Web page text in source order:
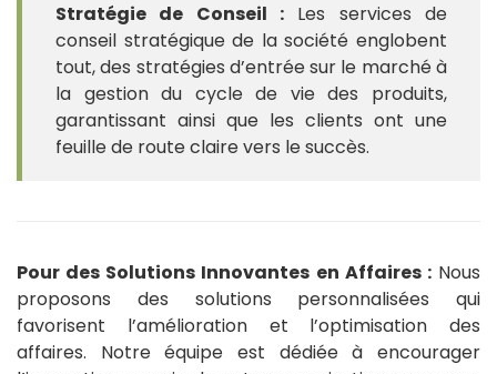
Stratégie de Conseil : Les services de
conseil stratégique de la société englobent
tout, des stratégies d’entrée sur le marché à
la gestion du cycle de vie des produits,
garantissant ainsi que les clients ont une
feuille de route claire vers le succès.
Pour des Solutions Innovantes en Affaires :Nous
proposons des solutions personnalisées qui
favorisent l’amélioration et l’optimisation des
affaires. Notre équipe est dédiée à encourager